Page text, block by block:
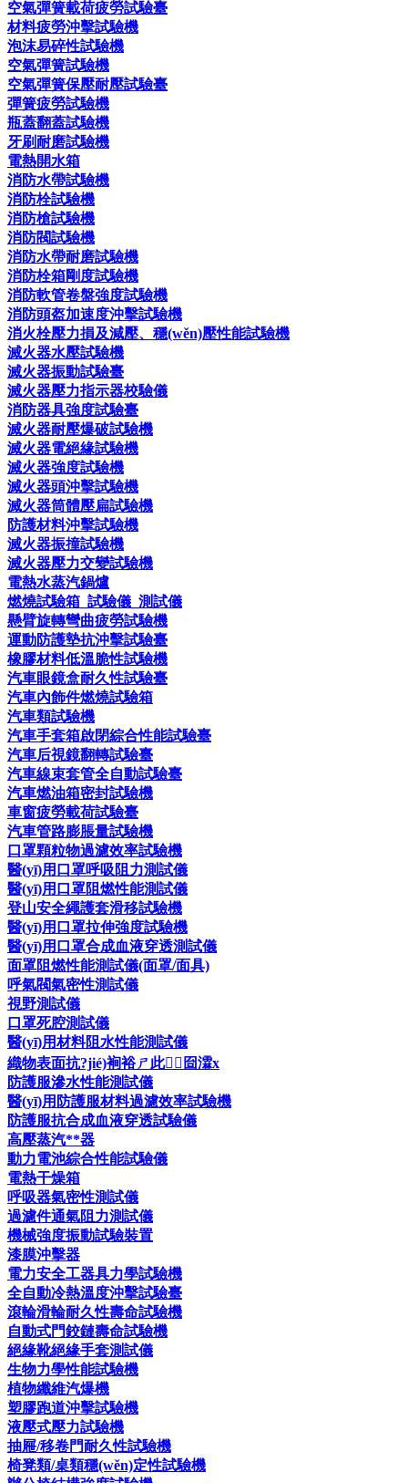
空氣彈簧載荷疲勞試驗臺
材料疲勞沖擊試驗機
泡沫易碎性試驗機
空氣彈簧試驗機
空氣彈簧保壓耐壓試驗臺
彈簧疲勞試驗機
瓶蓋翻蓋試驗機
牙刷耐磨試驗機
電熱開水箱
消防水帶試驗機
消防栓試驗機
消防槍試驗機
消防閥試驗機
消防水帶耐磨試驗機
消防栓箱剛度試驗機
消防軟管卷盤強度試驗機
消防頭盔加速度沖擊試驗機
消火栓壓力損及減壓、穩(wěn)壓性能試驗機
滅火器水壓試驗機
滅火器振動試驗臺
滅火器壓力指示器校驗儀
消防器具強度試驗臺
滅火器耐壓爆破試驗機
滅火器電絕緣試驗機
滅火器強度試驗機
滅火器頭沖擊試驗機
滅火器筒體壓扁試驗機
防護材料沖擊試驗機
滅火器振撞試驗機
滅火器壓力交變試驗機
電熱水蒸汽鍋爐
燃燒試驗箱_試驗儀_測試儀
懸臂旋轉彎曲疲勞試驗機
運動防護墊抗沖擊試驗臺
橡膠材料低溫脆性試驗機
汽車眼鏡盒耐久性試驗臺
汽車內飾件燃燒試驗箱
汽車類試驗機
汽車手套箱啟閉綜合性能試驗臺
汽車后視鏡翻轉試驗臺
汽車線束套管全自動試驗臺
汽車燃油箱密封試驗機
車窗疲勞載荷試驗臺
汽車管路膨脹量試驗機
口罩顆粒物過濾效率試驗機
醫(yī)用口罩呼吸阻力測試儀
醫(yī)用口罩阻燃性能測試儀
登山安全繩護套滑移試驗機
醫(yī)用口罩拉伸強度試驗機
醫(yī)用口罩合成血液穿透測試儀
面罩阻燃性能測試儀(面罩/面具)
呼氣閥氣密性測試儀
視野測試儀
口罩死腔測試儀
醫(yī)用材料阻水性能測試儀
織物表面抗?jié)裥裕ㄕ此┰囼瀮x
防護服滲水性能測試儀
醫(yī)用防護服材料過濾效率試驗機
防護服抗合成血液穿透試驗儀
高壓蒸汽**器
動力電池綜合性能試驗儀
電熱干燥箱
呼吸器氣密性測試儀
過濾件通氣阻力測試儀
機械強度振動試驗裝置
漆膜沖擊器
電力安全工器具力學試驗機
全自動冷熱溫度沖擊試驗臺
滾輪滑輪耐久性壽命試驗機
自動式門鉸鏈壽命試驗機
絕緣靴絕緣手套測試儀
生物力學性能試驗機
植物纖維汽爆機
塑膠跑道沖擊試驗機
液壓式壓力試驗機
抽屜/移卷門耐久性試驗機
椅凳類/桌類穩(wěn)定性試驗機